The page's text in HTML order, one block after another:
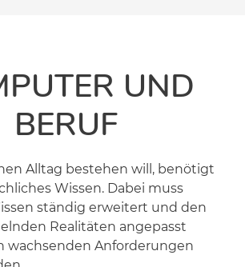
UND
BERUF
Alltag bestehen will, benötigt
Wissen. Dabei muss
ständig erweitert und den
Realitäten angepasst
wachsenden Anforderungen